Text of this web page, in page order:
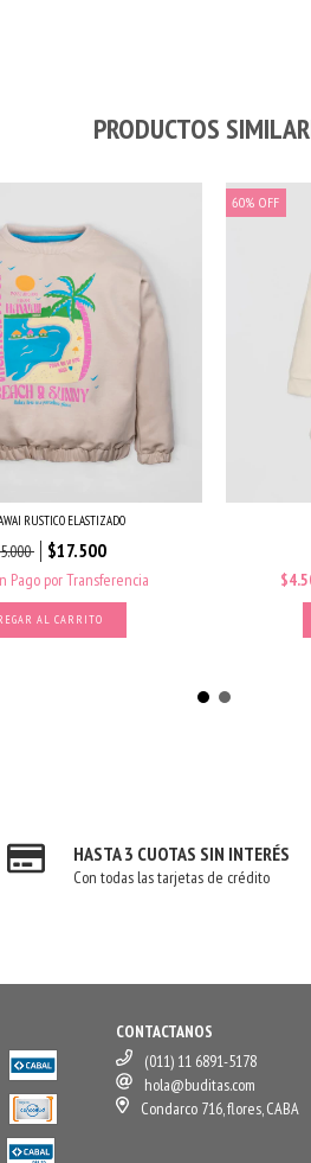
PRODUCTOS
RUSTICO ELASTIZADO
$17.500
Pago por Transferencia
AL CARRITO
60% OFF
HASTA 3 CUOTAS SIN INTERÉS
Con todas las tarjetas de crédito
CONTACTANOS
(011) 11 6891-5178
hola@buditas.com
Condarco 716, flores, CABA